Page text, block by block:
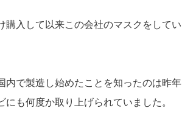
購入して以来この会社のマスクをしてい
内で製造し始めたことを知ったのは昨年
も何度か取り上げられていました。